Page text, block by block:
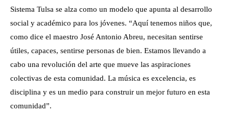
Sistema Tulsa se alza como un modelo que apunta al desarrollo
social y académico para los jóvenes. “Aquí tenemos niños que,
como dice el maestro José Antonio Abreu, necesitan sentirse
útiles, capaces, sentirse personas de bien. Estamos llevando a
cabo una revolución del arte que mueve las aspiraciones
colectivas de esta comunidad. La música es excelencia, es
disciplina y es un medio para construir un mejor futuro en esta
comunidad”.